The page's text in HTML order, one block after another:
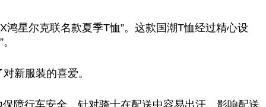
星尔克联名款夏季T恤”。这款国潮T恤经过精心设
新服装的喜爱。
障行车安全。针对骑士在配送中容易出汗，影响配送